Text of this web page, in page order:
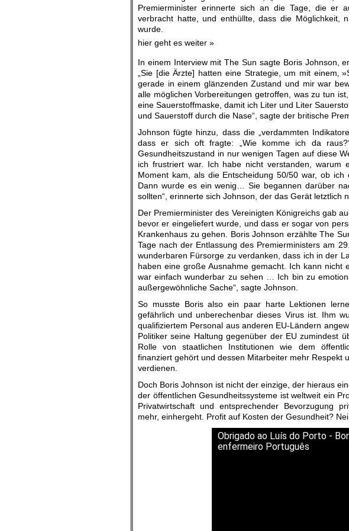
Premierminister erinnerte sich an die Tage, die er
verbracht hatte, und enthüllte, dass die Möglichkeit,
wurde.
hier geht es weiter »
In einem Interview mit The Sun sagte Boris Johnson,
„Sie [die Ärzte] hatten eine Strategie, um mit einem‚
gerade in einem glänzenden Zustand und mir war
alle möglichen Vorbereitungen getroffen, was zu tun
eine Sauerstoffmaske, damit ich Liter und Liter
und Sauerstoff durch die Nase“, sagte der britische
Johnson fügte hinzu, dass die „verdammten
dass er sich oft fragte: „Wie komme ich da
Gesundheitszustand in nur wenigen Tagen auf diese
ich frustriert war. Ich habe nicht verstanden, warum
Moment kam, als die Entscheidung 50/50 war, ob
Dann wurde es ein wenig… Sie begannen darüber
sollten“, erinnerte sich Johnson, der das Gerät letztlich
Der Premierminister des Vereinigten Königreichs gab
bevor er eingeliefert wurde, und dass er sogar von
Krankenhaus zu gehen. Boris Johnson erzählte The
Tage nach der Entlassung des Premierministers am
wunderbaren Fürsorge zu verdanken, dass ich in der
haben eine große Ausnahme gemacht. Ich kann
war einfach wunderbar zu sehen … Ich bin zu
außergewöhnliche Sache“, sagte Johnson.
So musste Boris also ein paar harte Lektionen
gefährlich und unberechenbar dieses Virus ist. Ihm
qualifiziertem Personal aus anderen EU-Ländern
Politiker seine Haltung gegenüber der EU zumindest
Rolle von staatlichen Institutionen wie dem
finanziert gehört und dessen Mitarbeiter mehr Respekt
verdienen.
Doch Boris Johnson ist nicht der einzige, der hieraus
der öffentlichen Gesundheitssysteme ist weltweit ein
Privatwirtschaft und entsprechender Bevorzugung
mehr, einhergeht. Profit auf Kosten der Gesundheit?
Obrigado ao Luís do Porto -
enfermeiro Português